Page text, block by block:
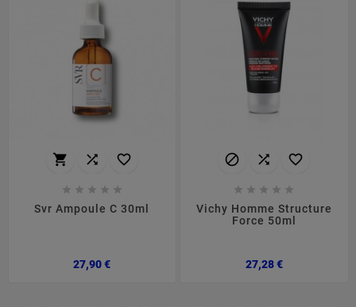
  
    
Svr Ampoule C 30ml
27,90 €Preço
  
    
Vichy Homme Structure
Force 50ml
27,28 €Preço